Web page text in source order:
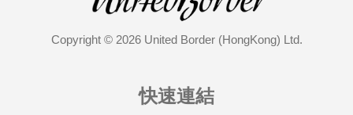
Copyright © 2026 United Border (HongKong) Ltd.
快速連結